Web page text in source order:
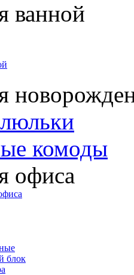
ванной
комоды
офиса
блок